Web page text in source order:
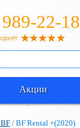
989-22-18
Акции
/ BF Rental +(2020)